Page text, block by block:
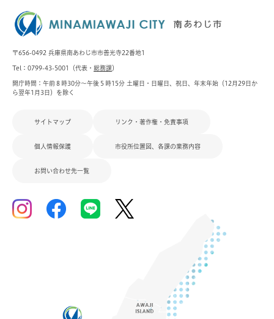
〒656-0492 兵庫県南あわじ市市善光寺22番地1
Tel：0799-43-5001（代表・ 総務課）
開庁時間：午前８時30分～午後５時15分 土曜日・日曜日、祝日、年末年始（12月29日か
ら翌年1月3日）を除く
サイトマップ リンク・著作権・免責事項
個人情報保護 市役所位置図、各課の業務内容
お問い合わせ先一覧